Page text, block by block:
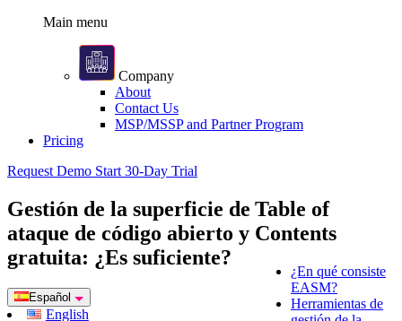
Main menu
Company
About
Contact Us
MSP/MSSP and Partner Program
Pricing
Request Demo Start 30-Day Trial
Gestión de la superficie de
ataque de código abierto y
gratuita: ¿Es suficiente?
Español
English
Table of
Contents
¿En qué consiste
EASM?
Herramientas de